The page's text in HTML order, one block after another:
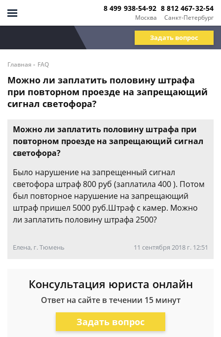
Москва
8 499 938-54-92
Санкт-Петербург
8 812 467-32-54
Задать вопрос
Главная - FAQ
Можно ли заплатить половину штрафа
при повторном проезде на запрещающий
сигнал светофора?
Можно ли заплатить половину штрафа при
повторном проезде на запрещающий сигнал
светофора?
Было нарушение на запрещенный сигнал
светофора штраф 800 руб (заплатила 400 ). Потом
был повторное нарушение на запрещающий
штраф пришел 5000 руб.Штраф с камер. Можно
ли заплатить половину штрафа 2500?
Елена, г. Тюмень 11 сентября 2018 г. 12:51
Консультация юриста онлайн
Ответ на сайте в течении 15 минут
Задать вопрос